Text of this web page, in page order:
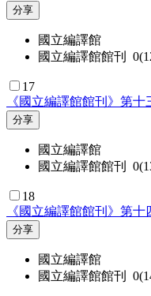
分享
國立編譯館
國立編譯館館刊
17
《國立編譯館館刊》第十
分享
國立編譯館
國立編譯館館刊
18
《國立編譯館館刊》第十
分享
國立編譯館
國立編譯館館刊